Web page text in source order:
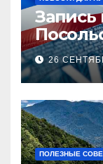
Запись
26
ПОЛЕЗНЫЕ